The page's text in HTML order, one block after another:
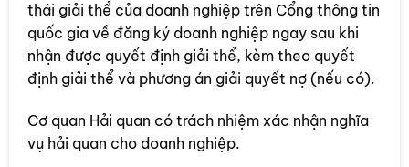
thái giải thể của doanh nghiệp trên Cổng thông tin
quốc gia về đăng ký doanh nghiệp ngay sau khi
nhận được quyết định giải thể, kèm theo quyết
định giải thể và phương án giải quyết nợ (nếu có).
Cơ quan Hải quan có trách nhiệm xác nhận nghĩa
vụ hải quan cho doanh nghiệp.